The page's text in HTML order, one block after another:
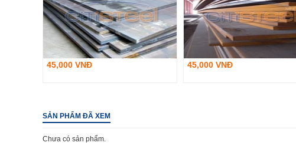
45,000 VNĐ 45,000 VNĐ
SẢN PHẨM ĐÃ XEM
Chưa có sản phẩm.